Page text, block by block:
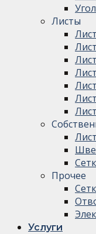
Листы
Прочее
Услуги